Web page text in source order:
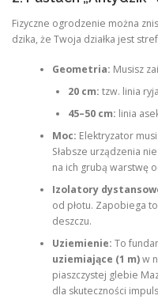
Fizyczne ogrodzenie można
dzika, że Twoja działka jest
Geometria: Musisz
20 cm: tzw. linia
45–50 cm: linia
Moc: Elektryzator
Słabsze urządzenia
na ich grubą warstwę
Izolatory
od płotu. Zapobiega
deszczu.
Uziemienie: To
uziemiające (1 m)w
piaszczystej glebie
dla skuteczności